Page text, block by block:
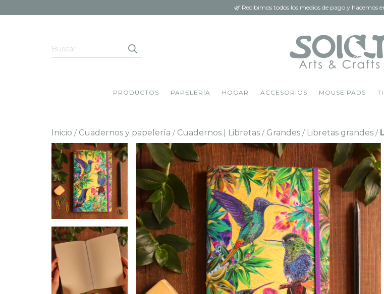
🌿 Recibimos todos los medios de pago y hacemos
PRODUCTOS PAPELERÍA HOGAR ACCESORIOS MOUSE PADS
Inicio / Cuadernos y papelería / Cuadernos | Libretas / Grandes / Libretas grandes /